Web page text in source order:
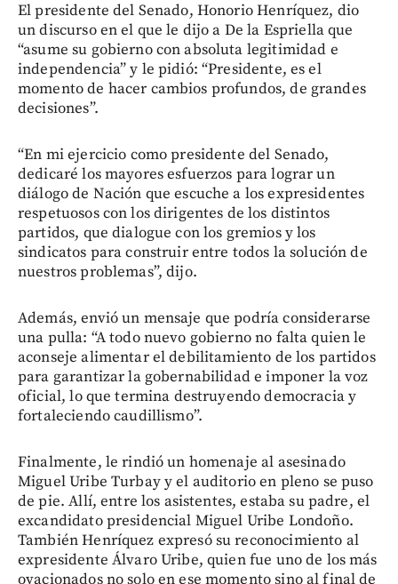
El presidente del Senado, Honorio Henríquez, dio
un discurso en el que le dijo a De la Espriella que
“asume su gobierno con absoluta legitimidad e
independencia” y le pidió: “Presidente, es el
momento de hacer cambios profundos, de grandes
decisiones”.
“En mi ejercicio como presidente del Senado,
dedicaré los mayores esfuerzos para lograr un
diálogo de Nación que escuche a los expresidentes
respetuosos con los dirigentes de los distintos
partidos, que dialogue con los gremios y los
sindicatos para construir entre todos la solución de
nuestros problemas”, dijo.
Además, envió un mensaje que podría considerarse
una pulla: “A todo nuevo gobierno no falta quien le
aconseje alimentar el debilitamiento de los partidos
para garantizar la gobernabilidad e imponer la voz
oficial, lo que termina destruyendo democracia y
fortaleciendo caudillismo”.
Finalmente, le rindió un homenaje al asesinado
Miguel Uribe Turbay y el auditorio en pleno se puso
de pie. Allí, entre los asistentes, estaba su padre, el
excandidato presidencial Miguel Uribe Londoño.
También Henríquez expresó su reconocimiento al
expresidente Álvaro Uribe, quien fue uno de los más
ovacionados no solo en ese momento sino al final de